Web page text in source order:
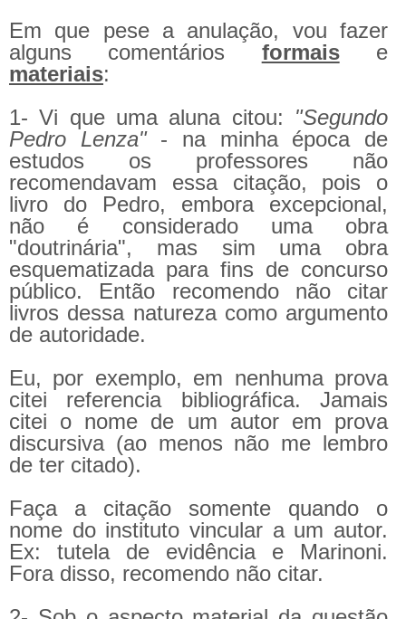
Em que pese a anulação, vou fazer
alguns comentários formaise
materiais:
1- Vi que uma aluna citou: "Segundo
Pedro Lenza"- na minha época de
estudos os professores não
recomendavam essa citação, pois o
livro do Pedro, embora excepcional,
não é considerado uma obra
"doutrinária", mas sim uma obra
esquematizada para fins de concurso
público. Então recomendo não citar
livros dessa natureza como argumento
de autoridade.
Eu, por exemplo, em nenhuma prova
citei referencia bibliográfica. Jamais
citei o nome de um autor em prova
discursiva (ao menos não me lembro
de ter citado).
Faça a citação somente quando o
nome do instituto vincular a um autor.
Ex: tutela de evidência e Marinoni.
Fora disso, recomendo não citar.